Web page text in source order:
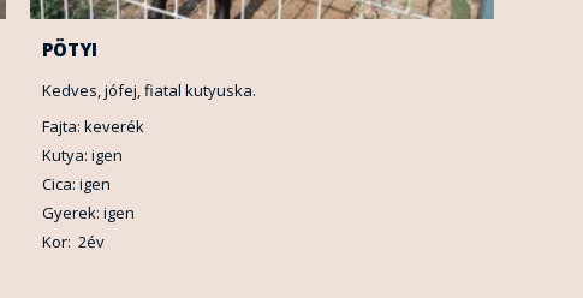
PÖTYI
Kedves, jófej, fiatal kutyuska.
Fajta: keverék
Kutya: igen
Cica: igen
Gyerek: igen
Kor: 2év